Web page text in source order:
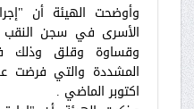
وأوضحت الهيئة أن
الأسرى في سجن النقب
وقساوة وقلق وذلك
المشددة والتي فرضت
اكتوبر الماضي .